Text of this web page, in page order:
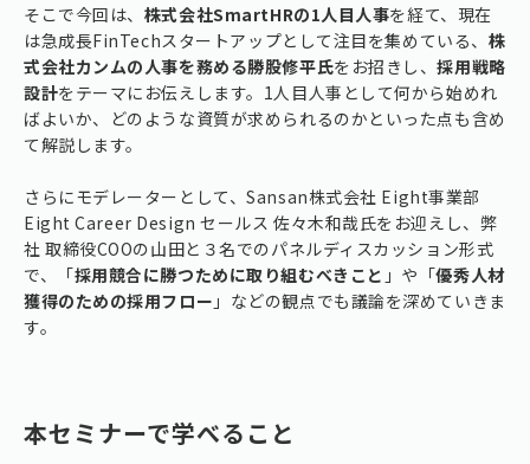
そこで今回は、 株式会社SmartHRの1人目人事を経て、現在
は急成長FinTechスタートアップとして注目を集めている、 株
式会社カンムの人事を務める勝股修平氏をお招きし、採用戦略
設計をテーマにお伝えします。1人目人事として何から始めれ
ばよいか、どのような資質が求められるのかといった点も含め
て解説します。
さらにモデレーターとして、Sansan株式会社 Eight事業部
Eight Career Design セールス 佐々木和哉氏をお迎えし、弊
社 取締役COOの山田と３名でのパネルディスカッション形式
で、「採用競合に勝つために取り組むべきこと 」や「優秀人材
獲得のための採用フロー 」などの観点でも議論を深めていきま
す。
本セミナーで学べること